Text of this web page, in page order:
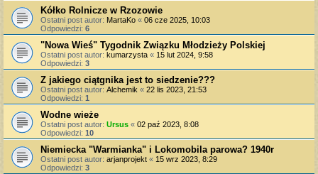
Kółko Rolnicze w Rzozowie
Ostatni post autor: MartaKo « 06 cze 2025, 10:03
Odpowiedzi: 6
"Nowa Wieś" Tygodnik Związku Młodzieży Polskiej
Ostatni post autor: kumarzysta « 15 lut 2024, 9:58
Odpowiedzi: 3
Z jakiego ciątgnika jest to siedzenie???
Ostatni post autor: Alchemik « 22 lis 2023, 21:53
Odpowiedzi: 1
Wodne wieże
Ostatni post autor: Ursus « 02 paź 2023, 8:08
Odpowiedzi: 10
Niemiecka "Warmianka" i Lokomobila parowa? 1940r
Ostatni post autor: arjanprojekt « 15 wrz 2023, 8:29
Odpowiedzi: 3